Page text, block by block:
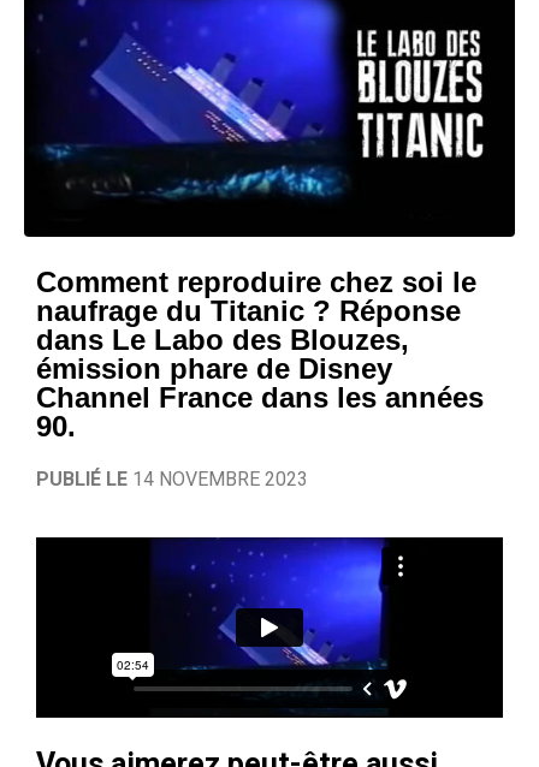
Comment reproduire chez soi le
naufrage du Titanic ? Réponse
dans Le Labo des Blouzes,
émission phare de Disney
Channel France dans les années
90.
PUBLIÉ LE 14 NOVEMBRE 2023